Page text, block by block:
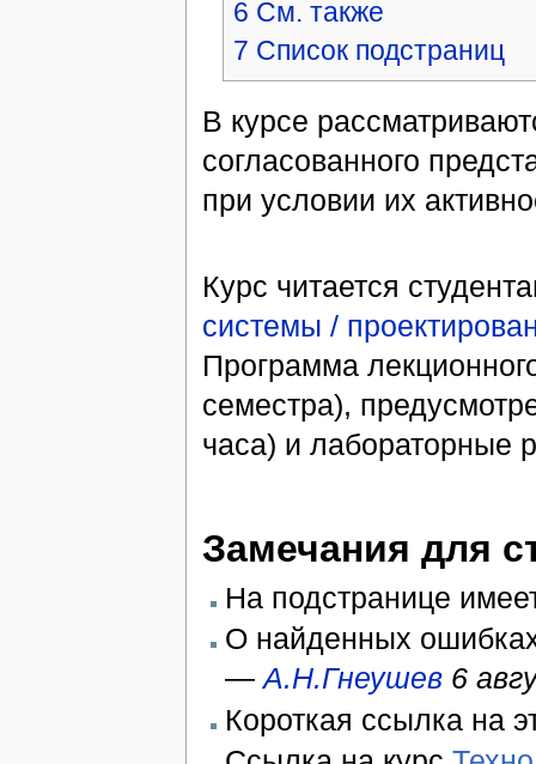
6 См. также
7 Список подстраниц
В курсе
согласованного
при условии их
Курс читается
системы /
Программа
семестра),
часа) и лабораторные
Замечания для
На подстранице
О найденных
—А.Н.Гнеушев6
Короткая ссылка на